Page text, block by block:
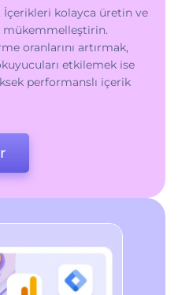
İçerikleri kolayca üretin ve
mükemmelleştirin.
oranlarını artırmak,
etkilemek ise
performanslı içerik